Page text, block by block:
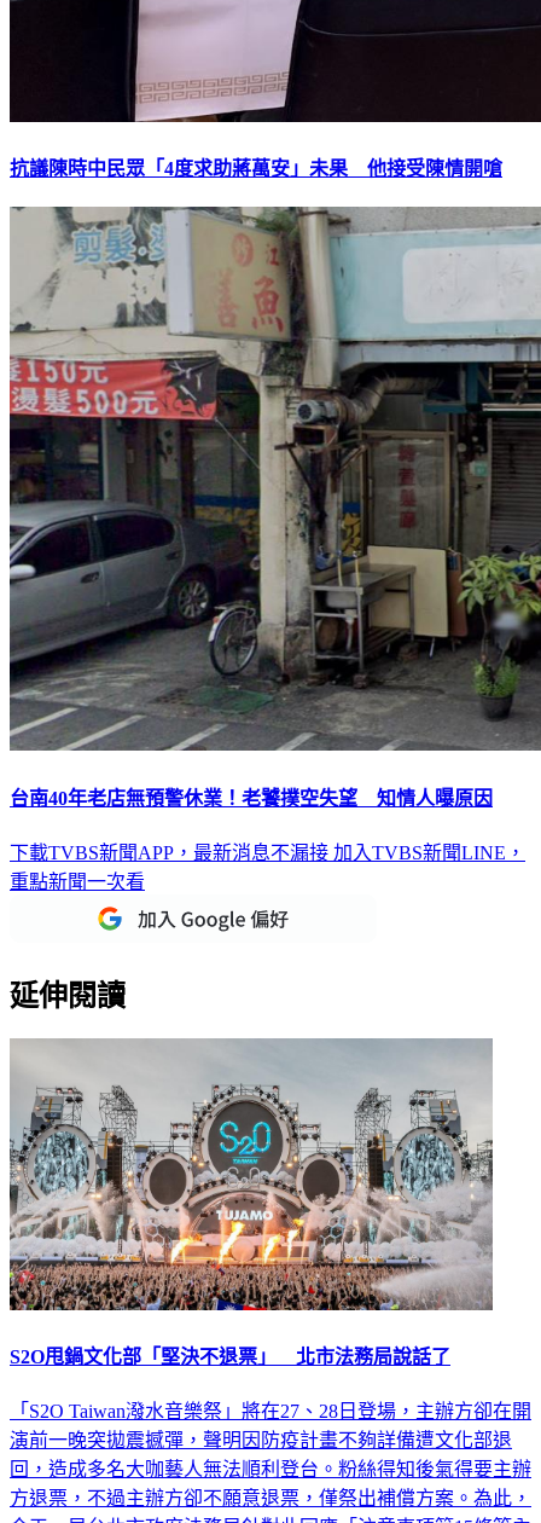
抗議陳時中民眾「4度求助蔣萬安」未果 他接受陳情開嗆
台南40年老店無預警休業！老饕撲空失望 知情人曝原因
下載TVBS新聞APP，最新消息不漏接 加入TVBS新聞LINE，
重點新聞一次看
延伸閱讀
S2O甩鍋文化部「堅決不退票」 北市法務局說話了
「S2O Taiwan潑水音樂祭」將在27、28日登場，主辦方卻在開
演前一晚突拋震撼彈，聲明因防疫計畫不夠詳備遭文化部退
回，造成多名大咖藝人無法順利登台。粉絲得知後氣得要主辦
方退票，不過主辦方卻不願意退票，僅祭出補償方案。為此，